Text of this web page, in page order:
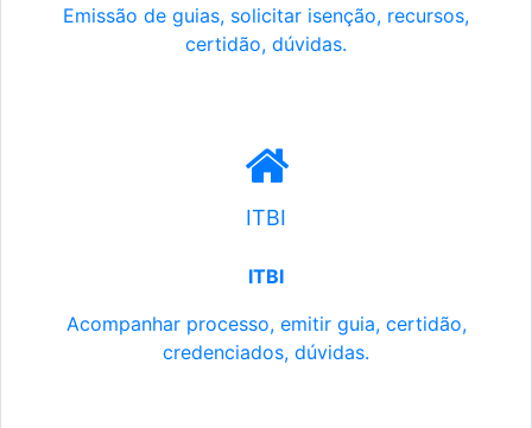
Emissão de guias, solicitar isenção, recursos,
certidão, dúvidas.
ITBI
ITBI
Acompanhar processo, emitir guia, certidão,
credenciados, dúvidas.